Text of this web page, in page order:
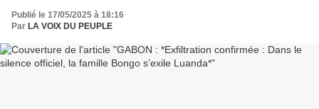
Publié le 17/05/2025 à 18:16
Par LA VOIX DU PEUPLE